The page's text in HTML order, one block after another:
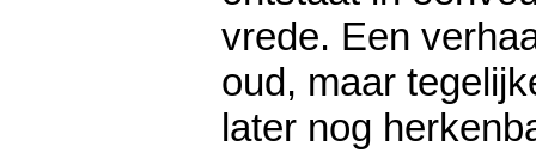
vrede. Een
oud, maar
later nog